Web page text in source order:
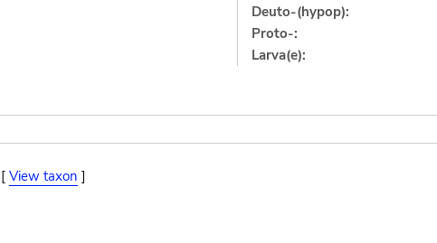
Deuto-(hypop):
Proto-:
Larva(e):
View taxon ]